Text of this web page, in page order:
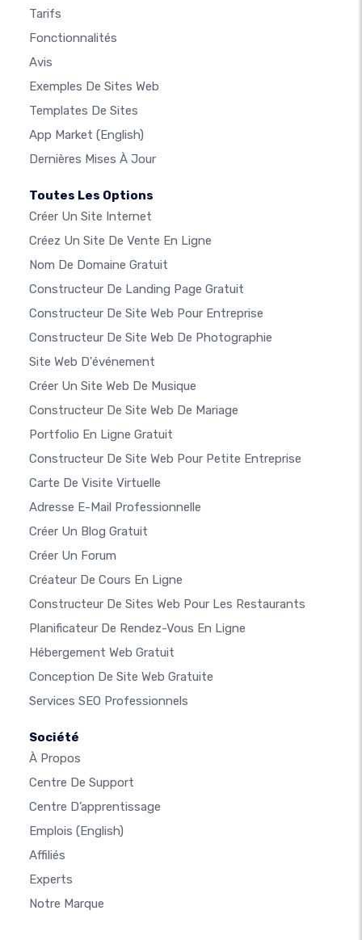
Tarifs
Fonctionnalités
Avis
Exemples De Sites Web
Templates De Sites
App Market (English)
Dernières Mises À Jour
Toutes Les Options
Créer Un Site Internet
Créez Un Site De Vente En Ligne
Nom De Domaine Gratuit
Constructeur De Landing Page Gratuit
Constructeur De Site Web Pour Entreprise
Constructeur De Site Web De Photographie
Site Web D'événement
Créer Un Site Web De Musique
Constructeur De Site Web De Mariage
Portfolio En Ligne Gratuit
Constructeur De Site Web Pour Petite Entreprise
Carte De Visite Virtuelle
Adresse E-Mail Professionnelle
Créer Un Blog Gratuit
Créer Un Forum
Créateur De Cours En Ligne
Constructeur De Sites Web Pour Les Restaurants
Planificateur De Rendez-Vous En Ligne
Hébergement Web Gratuit
Conception De Site Web Gratuite
Services SEO Professionnels
Société
À Propos
Centre De Support
Centre D’apprentissage
Emplois (English)
Affiliés
Experts
Notre Marque